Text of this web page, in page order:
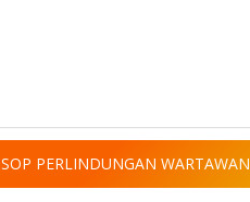
SOP PERLINDUNGAN WARTAWAN